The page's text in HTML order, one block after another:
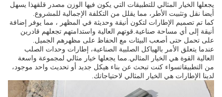
يجعلها الخيار المثالي للتطبيقات التي يكون فيها الوزن مصدر قلقهذا يسهل
أيضا نقل وتثبيت الأطر، مما يقلل من التكلفة الإجمالية للمشروع.
كما تم تصميم الإطارات لتكون أنيقة وحديثة في المظهر ، مما يوفر إضافة
أنيقة إلى أي مساحة صناعية.قوتهم العالية واستدامتهم تجعلهم قادرين
على تحمل حتى أصعب البيئات مع الحفاظ على مظهرهم الجميل.
عندما يتعلق الأمر بالهياكل الصلبية الصناعية، إطارات وحدات الصلب
العالية القوة هي الخيار المثالي.مما يجعلها خيار مثالي لمجموعة واسعة
من التطبيقاتسواء كنت تبحث عن بناء هيكل جديد أو تحديث واحد موجود،
لدينا الإطارات هي الخيار المثالي لاحتياجاتك.